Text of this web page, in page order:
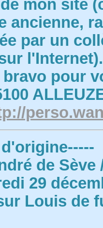
mon site
ancienne,
par un
l'Internet).
bravo pour
de Sève
29
Louis de